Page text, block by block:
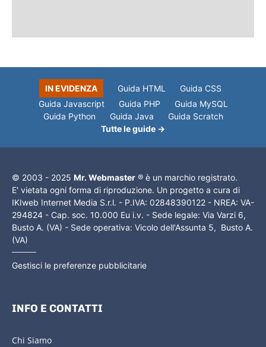
IN EVIDENZA Guida HTML
Guida CSS
Guida Javascript
Guida PHP
Guida MySQL
Guida Python
Guida Java
Guida Scratch
Tutte le guide →
© 2003 - 2025 Mr. Webmaster ® è un marchio registrato.
E' vietata ogni forma di riproduzione. Un progetto a cura di
IKIweb Internet Media S.r.l. - P.IVA: 02848390122 - NREA: VA-
294824 - Cap. soc. 10.000 Eu i.v. - Sede legale: Via Varzi 6,
Busto A. (VA) - Sede operativa: Vicolo dell'Assunta 5, Busto A.
(VA)
Gestisci le preferenze pubblicitarie
INFO E CONTATTI
Chi Siamo